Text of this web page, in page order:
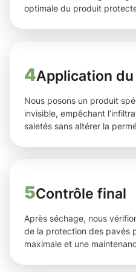
optimale du produit
4Application
Nous posons un produit
invisible, empêchant
saletés sans altérer la
5Contrôle final
Après séchage, nous
de la protection des pavés
maximale et une